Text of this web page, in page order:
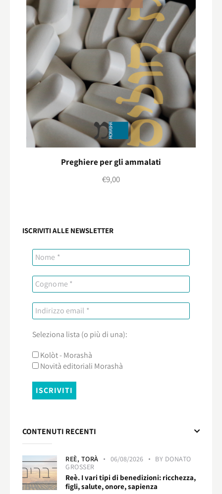
Preghiere per gli ammalati
€9,00
ISCRIVITI ALLE NEWSLETTER
Seleziona lista (o più di una):
Kolòt - Morashà
Novità editoriali Morashà
CONTENUTI RECENTI
REÈ, TORÀ 06/08/2026 BY DONATO
GROSSER
Reè. I vari tipi di benedizioni: ricchezza,
figli, salute, onore, sapienza